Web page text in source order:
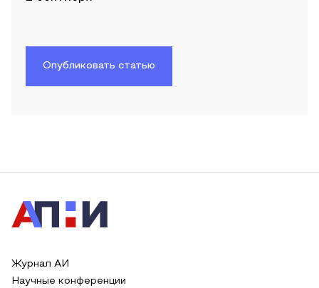
Опубликовать статью
Журнал АИ
Научные конференции